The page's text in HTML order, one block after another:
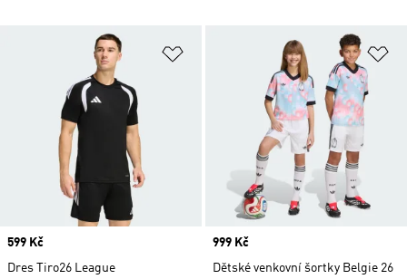
Přidat do seznamu přání
Price
599 Kč
Dres Tiro26 League
Price
999 Kč
Dětské venkovní šortky Belgie 26